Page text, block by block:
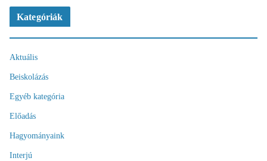
Kategóriák
Aktuális
Beiskolázás
Egyéb kategória
Előadás
Hagyományaink
Interjú